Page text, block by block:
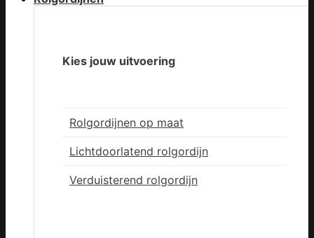
Kies jouw uitvoering
Rolgordijnen op maat
Lichtdoorlatend rolgordijn
Verduisterend rolgordijn